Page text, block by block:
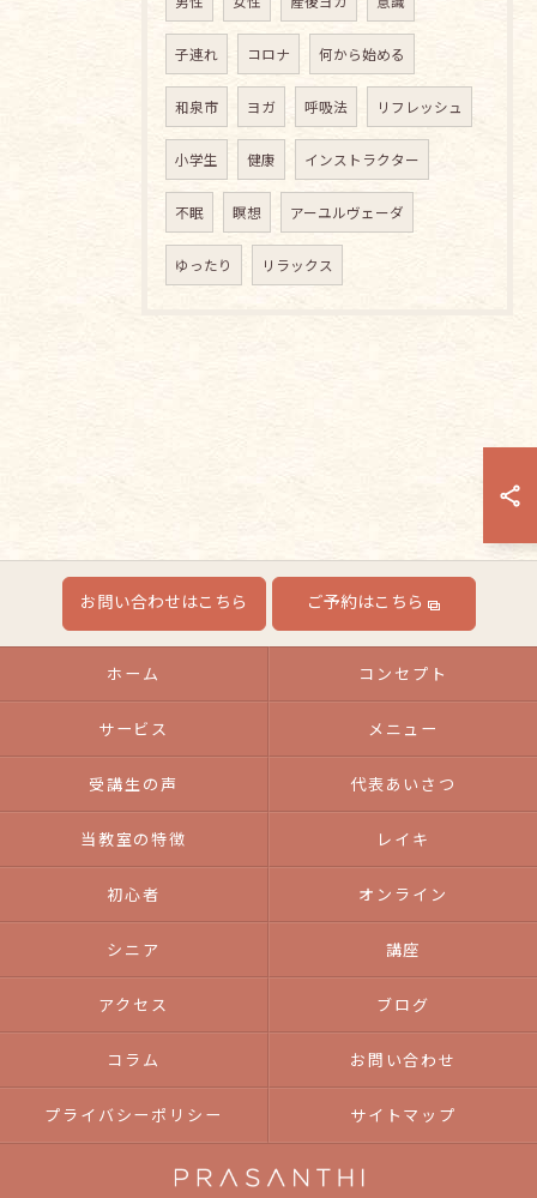
子連れ コロナ 何から始める
和泉市 ヨガ 呼吸法 リフレッシュ
小学生 健康 インストラクター
不眠 瞑想 アーユルヴェーダ
ゆったり リラックス
お問い合わせはこちら ご予約はこちら
ホーム コンセプト
サービス メニュー
受講生の声 代表あいさつ
当教室の特徴 レイキ
初心者 オンライン
シニア 講座
アクセス ブログ
コラム お問い合わせ
プライバシーポリシー サイトマップ